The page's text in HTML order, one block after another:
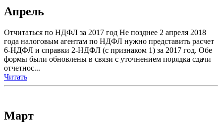
Апрель
Отчитаться по НДФЛ за 2017 год Не позднее 2 апреля 2018
года налоговым агентам по НДФЛ нужно представить расчет
6-НДФЛ и справки 2-НДФЛ (с признаком 1) за 2017 год. Обе
формы были обновлены в связи с уточнением порядка сдачи
отчетнос...
Читать
Март